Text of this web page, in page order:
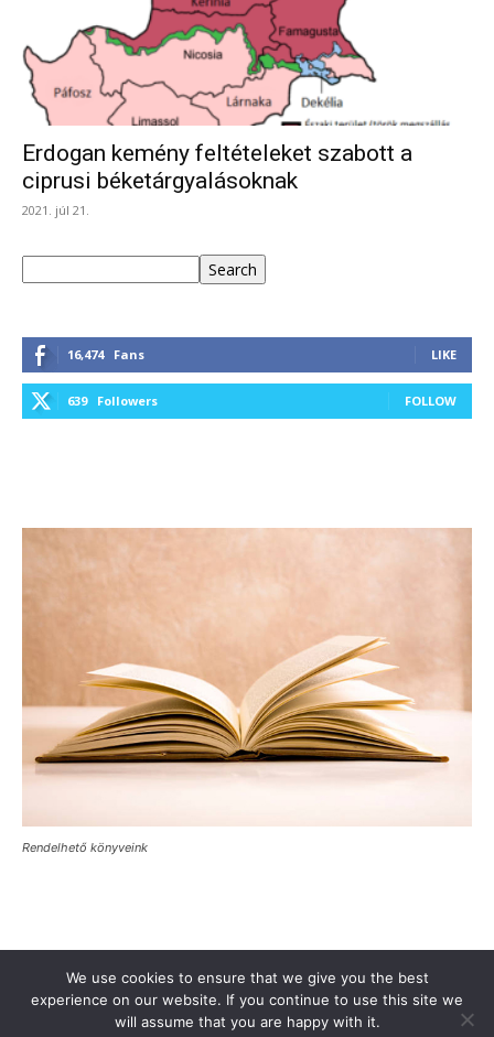
Erdogan kemény feltételeket szabott a
ciprusi béketárgyalásoknak
2021. júl 21.
Search
16,474 Fans LIKE
639 Followers FOLLOW
Rendelhető könyveink
Támogasd a Türkinfót! Kiadványaink
Médiaajánlat
Impresszum
Adatkezelési Tájékoztató ÁSZF
Alapítvány
Rólunk
Kapcsolat
We use cookies to ensure that we give you the best
experience on our website. If you continue to use this site we
will assume that you are happy with it.